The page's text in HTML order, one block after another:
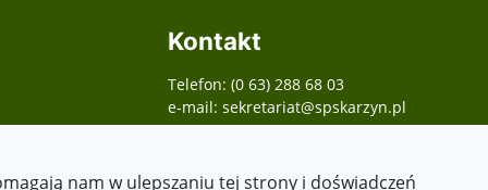
Kontakt
Telefon: (0 63) 288 68 03
e-mail: sekretariat@spskarzyn.pl
nam w ulepszaniu tej strony i doświadczeń